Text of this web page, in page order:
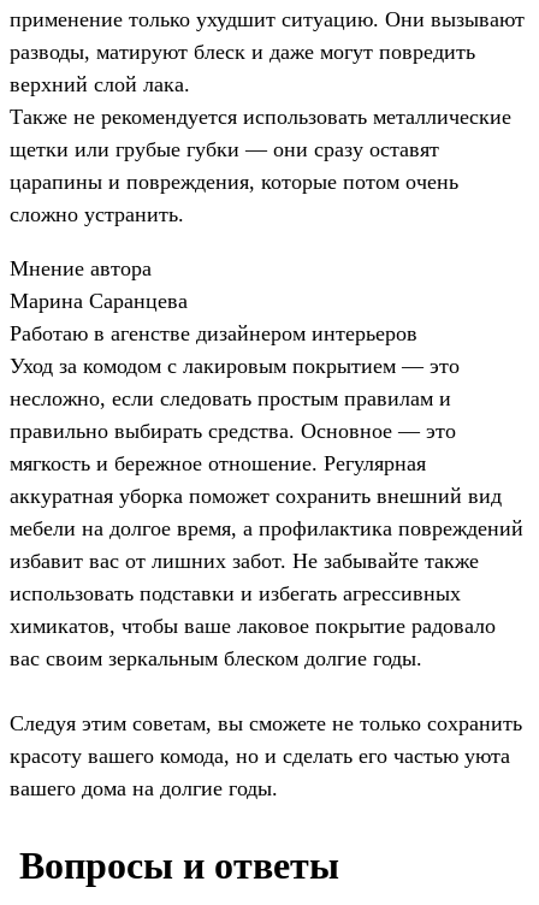
применение только ухудшит ситуацию. Они вызывают
разводы, матируют блеск и даже могут повредить
верхний слой лака.
Также не рекомендуется использовать металлические
щетки или грубые губки — они сразу оставят
царапины и повреждения, которые потом очень
сложно устранить.
Мнение автора
Марина Саранцева
Работаю в агенстве дизайнером интерьеров
Уход за комодом с лакировым покрытием — это
несложно, если следовать простым правилам и
правильно выбирать средства. Основное — это
мягкость и бережное отношение. Регулярная
аккуратная уборка поможет сохранить внешний вид
мебели на долгое время, а профилактика повреждений
избавит вас от лишних забот. Не забывайте также
использовать подставки и избегать агрессивных
химикатов, чтобы ваше лаковое покрытие радовало
вас своим зеркальным блеском долгие годы.
Следуя этим советам, вы сможете не только сохранить
красоту вашего комода, но и сделать его частью уюта
вашего дома на долгие годы.
️ Вопросы и ответы